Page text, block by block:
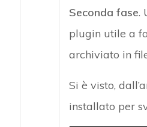
Seconda fase.
plugin utile a
archiviato in
Si è visto,
installato per